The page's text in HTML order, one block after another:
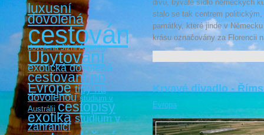
luxusní
dovolená
cestování
dovolená Jižní Amerika
Ubytování
exotická dovolená
cestovaní po
Evropě tipy na
dovolenou studium v
Austrálii cestopisy
exotika studium v
zahraničí
divu, bývalé sídlo německých
stalo se tak centrem
památky, které jinde v
krásu označovány za Florencii
Krvavé divadlo -
Evropa